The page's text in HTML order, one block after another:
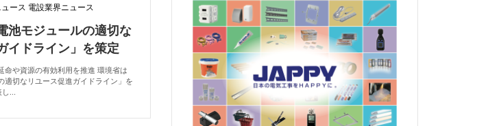
ュース 電設業界ニュース
池モジュールの適切な
イドライン」を策定
命や資源の有効利用を推進 環境省は
適切なリユース促進ガイドライン」を
...